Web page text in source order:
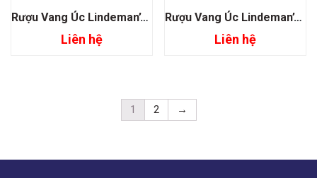
Rượu Vang Úc Lindeman’s Bin 45 Cabernet Sauvignon
Liên hệ
Rượu Vang Úc Lindeman’s Bin 85 Pinot Grigio
Liên hệ
1 2 →